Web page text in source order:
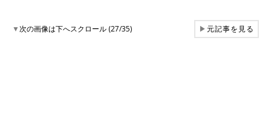
▼次の画像は下へスクロール (27/35) ▶元記事を見る